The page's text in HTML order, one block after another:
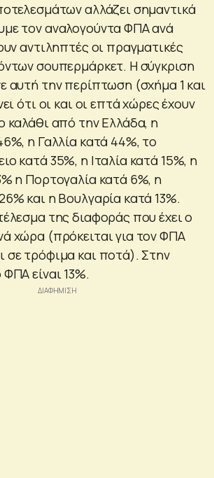
αλλάζει σημαντικά
τον αναλογούντα ΦΠΑ ανά
αντιληπτές οι πραγματικές
σουπερμάρκετ. Η σύγκριση
αυτή την περίπτωση (σχήμα 1 και
ότι οι και οι επτά χώρες έχουν
καλάθι από την Ελλάδα, η
η Γαλλία κατά 44%, το
κατά 35%, η Ιταλία κατά 15%, η
η Πορτογαλία κατά 6%, η
και η Βουλγαρία κατά 13%.
της διαφοράς που έχει ο
χώρα (πρόκειται για τον ΦΠΑ
σε τρόφιμα και ποτά). Στην
είναι 13%.